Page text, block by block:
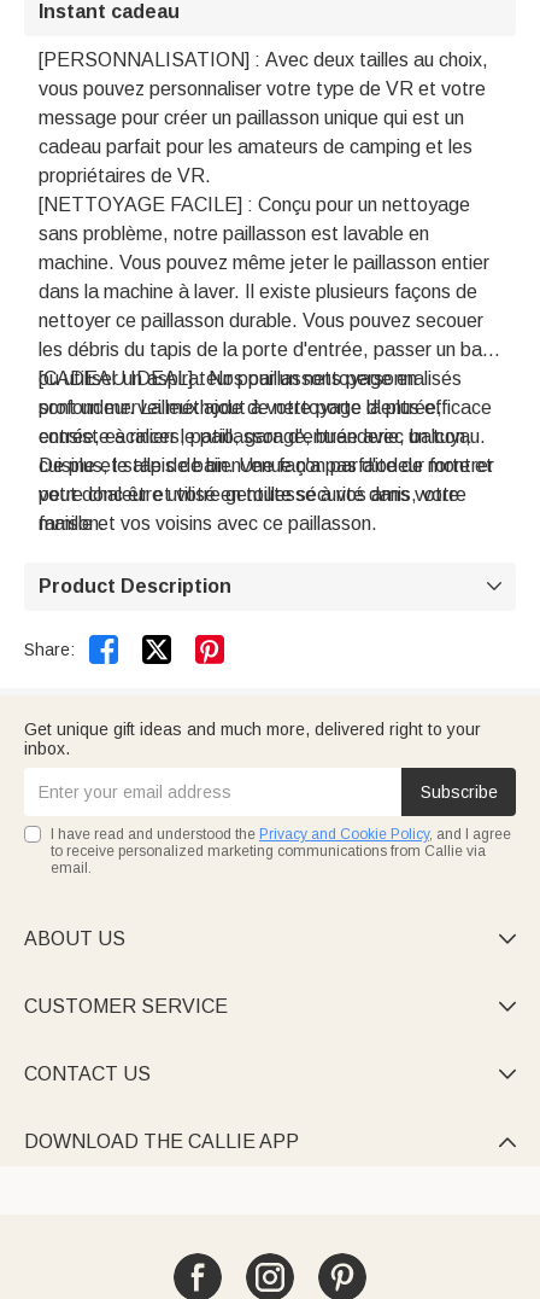
Instant cadeau
[PERSONNALISATION] : Avec deux tailles au choix,
vous pouvez personnaliser votre type de VR et votre
message pour créer un paillasson unique qui est un
cadeau parfait pour les amateurs de camping et les
propriétaires de VR.
[NETTOYAGE FACILE] : Conçu pour un nettoyage
sans problème, notre paillasson est lavable en
machine. Vous pouvez même jeter le paillasson entier
dans la machine à laver. Il existe plusieurs façons de
nettoyer ce paillasson durable. Vous pouvez secouer
les débris du tapis de la porte d'entrée, passer un balai
ou utiliser un aspirateur pour un nettoyage en
profondeur. La méthode de nettoyage la plus efficace
consiste à rincer le paillasson d'entrée avec un tuyau.
De plus, le tapis de bienvenue n'a pas d'odeur forte et
peut donc être utilisé en toute sécurité dans votre
maison.
[CADEAU IDEAL] : Nos paillassons personnalisés
sont un merveilleux ajout à votre porte d'entrée,
entrée, escaliers, patio, garage, buanderie, balcon,
cuisine et salle de bain. Une façon parfaite de montrer
votre chaleur et votre gentillesse à vos amis, votre
famille et vos voisins avec ce paillasson.
Product Description 
Share:  
Get unique gift ideas and much more, delivered right to your
inbox.
Subscribe
I have read and understood the Privacy and Cookie Policy, and I agree
to receive personalized marketing communications from Callie via
email.
ABOUT US 
CUSTOMER SERVICE 
CONTACT US 
DOWNLOAD THE CALLIE APP 